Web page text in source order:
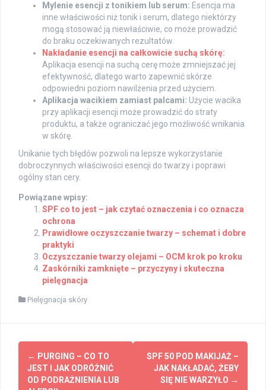
Mylenie esencji z tonikiem lub serum: Esencja ma
inne właściwości niż tonik i serum, dlatego niektórzy
mogą stosować ją niewłaściwie, co może prowadzić
do braku oczekiwanych rezultatów.
Nakładanie esencji na całkowicie suchą skórę:
Aplikacja esencji na suchą cerę może zmniejszać jej
efektywność, dlatego warto zapewnić skórze
odpowiedni poziom nawilżenia przed użyciem.
Aplikacja wacikiem zamiast palcami: Użycie wacika
przy aplikacji esencji może prowadzić do straty
produktu, a także ograniczać jego możliwość wnikania
w skórę.
Unikanie tych błędów pozwoli na lepsze wykorzystanie
dobroczynnych właściwości esencji do twarzy i poprawi
ogólny stan cery.
Powiązane wpisy:
SPF co to jest – jak czytać oznaczenia i co oznacza
ochrona
Prawidłowe oczyszczanie twarzy – schemat i dobre
praktyki
Oczyszczanie twarzy olejami – OCM krok po kroku
Zaskórniki zamknięte – przyczyny i skuteczna
pielęgnacja
Pielęgnacja skóry
Post
navigation
← PURGING – CO TO
JEST I JAK ODRÓŻNIĆ
OD PODRAŻNIENIA LUB
SPF 50 POD MAKIJAŻ –
JAK NAKŁADAĆ, ŻEBY
SIĘ NIE WARZYŁO →